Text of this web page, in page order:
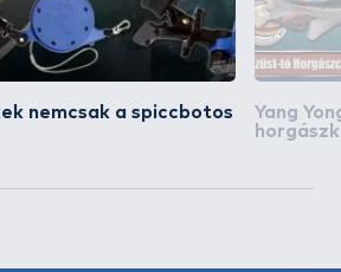
nemcsak a spiccbotos
Yang